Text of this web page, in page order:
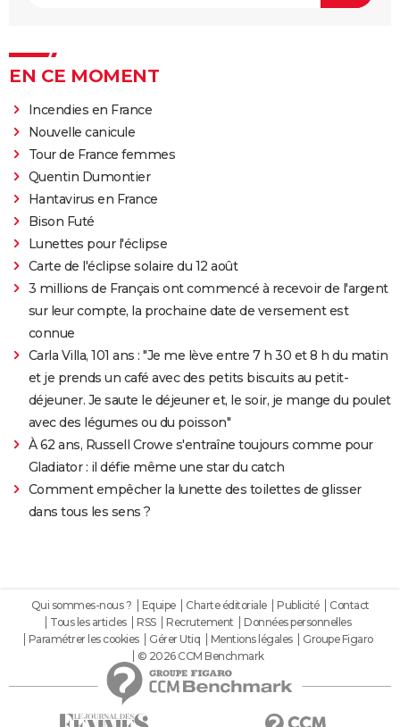
EN CE MOMENT
Incendies en France
Nouvelle canicule
Tour de France femmes
Quentin Dumontier
Hantavirus en France
Bison Futé
Lunettes pour l'éclipse
Carte de l'éclipse solaire du 12 août
3 millions de Français ont commencé à recevoir de l'argent
sur leur compte, la prochaine date de versement est
connue
Carla Villa, 101 ans : "Je me lève entre 7 h 30 et 8 h du matin
et je prends un café avec des petits biscuits au petit-
déjeuner. Je saute le déjeuner et, le soir, je mange du poulet
avec des légumes ou du poisson"
À 62 ans, Russell Crowe s'entraîne toujours comme pour
Gladiator : il défie même une star du catch
Comment empêcher la lunette des toilettes de glisser
dans tous les sens ?
Qui sommes-nous ? Equipe Charte éditoriale Publicité
Contact
Tous les articles
RSS Recrutement
Données personnelles
Paramétrer les cookies
Gérer Utiq Mentions légales
Groupe Figaro
© 2026 CCM Benchmark